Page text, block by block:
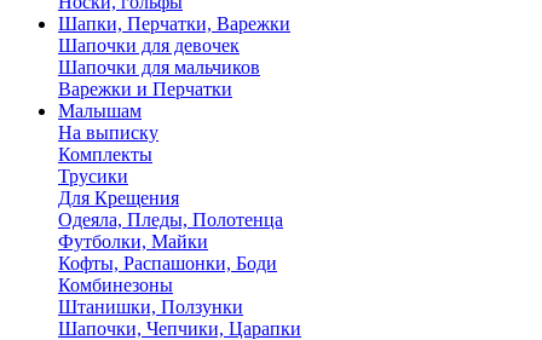
Шапки, Перчатки, Варежки
Шапочки для девочек
Шапочки для мальчиков
Варежки и Перчатки
Малышам
На выписку
Комплекты
Трусики
Для Крещения
Одеяла, Пледы, Полотенца
Футболки, Майки
Кофты, Распашонки, Боди
Комбинезоны
Штанишки, Ползунки
Шапочки, Чепчики, Царапки